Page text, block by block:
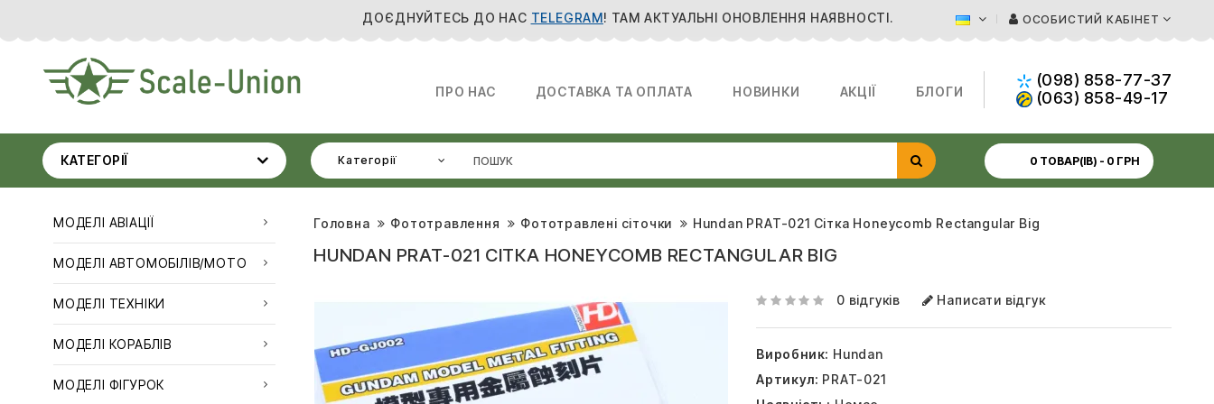
ДОЄДНУЙТЕСЬ ДО НАС TELEGRAM! ТАМ АКТУАЛЬНІ ОНОВЛЕННЯ НАЯВНОСТІ. ОСОБИСТИЙ КАБІНЕТ
(098) 858-77-37
(063) 858-49-17
ПРО НАС ДОСТАВКА ТА ОПЛАТА НОВИНКИ АКЦІЇ БЛОГИ
КАТЕГОРІЇ Категорії 0 ТОВАР(ІВ) - 0 ГРН
МОДЕЛІ АВІАЦІЇ
МОДЕЛІ АВТОМОБІЛІВ/МОТО
МОДЕЛІ ТЕХНІКИ
МОДЕЛІ КОРАБЛІВ
МОДЕЛІ ФІГУРОК
Головна Фототравлення Фототравлені сіточки Hundan PRAT-021 Сітка Honeycomb Rectangular Big
HUNDAN PRAT-021 СІТКА HONEYCOMB RECTANGULAR BIG
0 відгуків Написати відгук
Виробник: Hundan
Артикул: PRAT-021